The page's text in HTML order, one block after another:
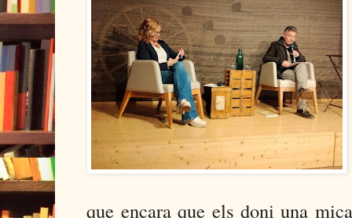
que encara que els doni una